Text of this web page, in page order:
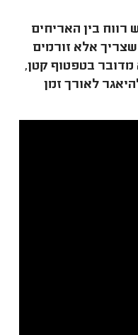
רווח בין האריחים
אלא זורמים
מדובר בטפטוף קטן,
לאורך זמן